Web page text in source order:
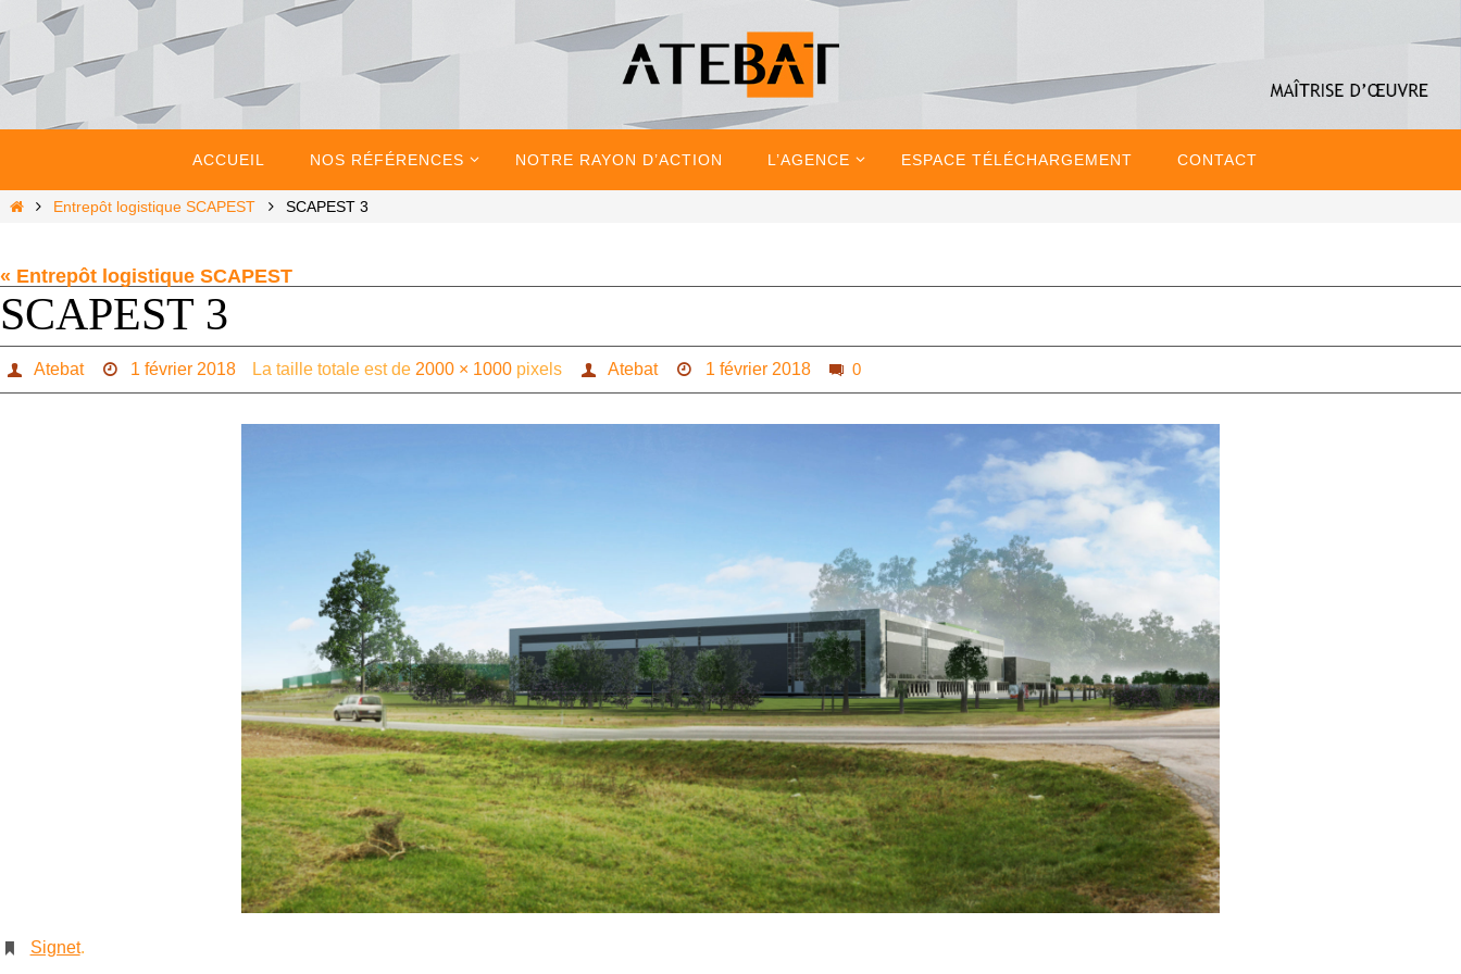
Passer
vers
le
contenu
ACCUEIL NOS RÉFÉRENCES NOTRE RAYON D’ACTION L’AGENCE ESPACE TÉLÉCHARGEMENT CONTACT
HomeEntrepôt logistique SCAPEST SCAPEST 3
« Entrepôt logistique SCAPEST
SCAPEST 3
Atebat 1 février 2018 La taille totale est de 2000 × 1000 pixels Atebat 1 février 2018 0
Signet.